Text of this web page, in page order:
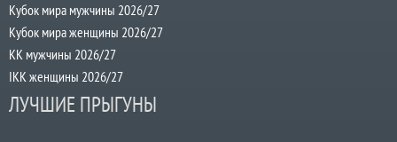
Кубок мира мужчины 2026/27
Кубок мира женщины 2026/27
КК мужчины 2026/27
IKK женщины 2026/27
ЛУЧШИЕ ПРЫГУНЫ